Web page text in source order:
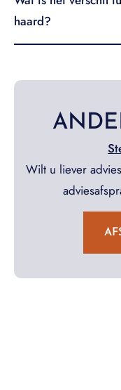
haard?
Wilt u liever